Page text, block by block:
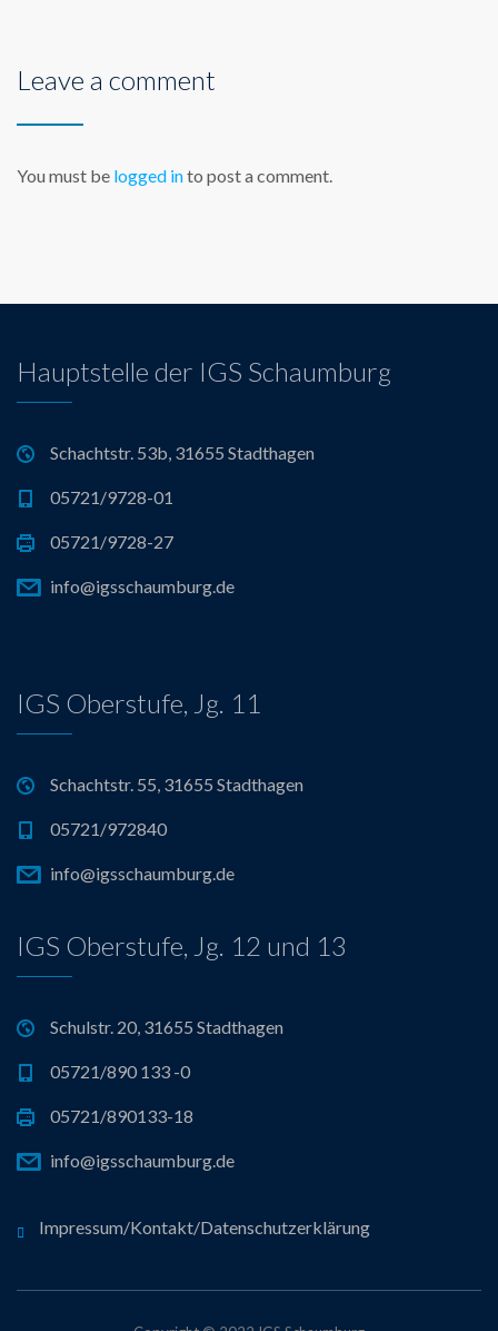
Leave a comment
You must be logged into post a comment.
Hauptstelle der IGS Schaumburg
Schachtstr. 53b, 31655 Stadthagen
05721/9728-01
05721/9728-27
info@igsschaumburg.de
IGS Oberstufe, Jg. 11
Schachtstr. 55, 31655 Stadthagen
05721/972840
info@igsschaumburg.de
IGS Oberstufe, Jg. 12 und 13
Schulstr. 20, 31655 Stadthagen
05721/890 133 -0
05721/890133-18
info@igsschaumburg.de
Impressum/Kontakt/Datenschutzerklärung